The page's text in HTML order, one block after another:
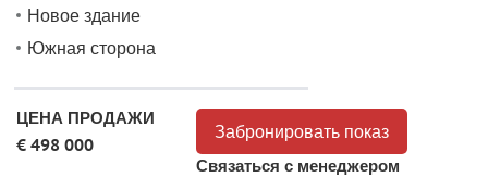
Новое здание
Южная сторона
ЦЕНА ПРОДАЖИ
€ 498 000
Забронировать показ
Связаться с менеджером